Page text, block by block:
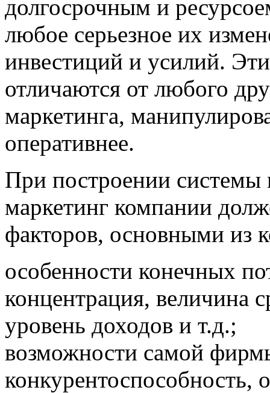
долгосрочным и
любое серьезное их
инвестиций и усилий.
отличаются от любого
маркетинга,
оперативнее.
При построении системы
маркетинг компании
факторов, основными из
особенности конечных
концентрация, величина
уровень доходов и т.д.;
возможности самой
конкурентоспособность,